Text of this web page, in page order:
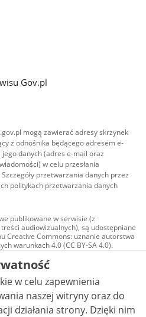
Gov.pl
mogą zawierać adresy skrzynek
z odnośnika będącego adresem e-
danych (adres e-mail oraz
w celu przesłania
przetwarzania danych przez
politykach przetwarzania danych
publikowane w serwisie (z
treści audiowizualnych), są udostępniane
Creative Commons: uznanie autorstwa
warunkach 4.0 (CC BY-SA 4.0).
w tym zdjęcia, materiały
udostępniane na licencji typu
uznanie autorstwa użycie
- bez utworów zależnych 4.0 (CC BY-
ile nie jest to stwierdzone inaczej.
w celu zapewnienia
naszej witryny oraz do
strony. Dzięki nim